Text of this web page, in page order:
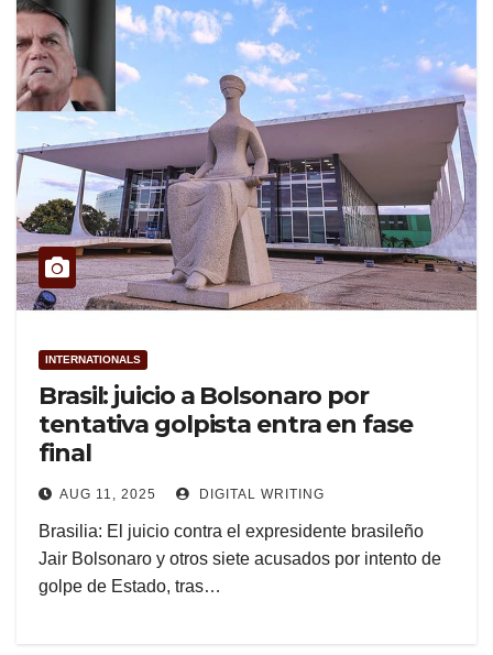
INTERNATIONALS
Brasil: juicio a Bolsonaro por
tentativa golpista entra en fase
final
AUG 11, 2025 DIGITAL WRITING
Brasilia: El juicio contra el expresidente brasileño
Jair Bolsonaro y otros siete acusados por intento de
golpe de Estado, tras…